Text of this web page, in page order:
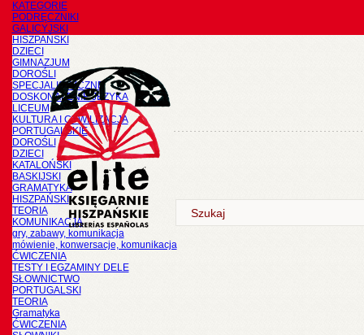
KATEGORIE
PODRĘCZNIKI
GALICYJSKI
HISZPAŃSKI
DZIECI
GIMNAZJUM
DOROŚLI
SPECJALISTYCZNE
DOSKONALENIE JĘZYKA
LICEUM
KULTURA I CYWILIZACJA
PORTUGALSKIE
DOROŚLI
DZIECI
KATALOŃSKI
BASKIJSKI
GRAMATYKA
HISZPAŃSKI
TEORIA
KOMUNIKACJA
gry, zabawy, komunikacja
mówienie, konwersacje, komunikacja
ĆWICZENIA
TESTY I EGZAMINY DELE
SŁOWNICTWO
PORTUGALSKI
TEORIA
Gramatyka
ĆWICZENIA